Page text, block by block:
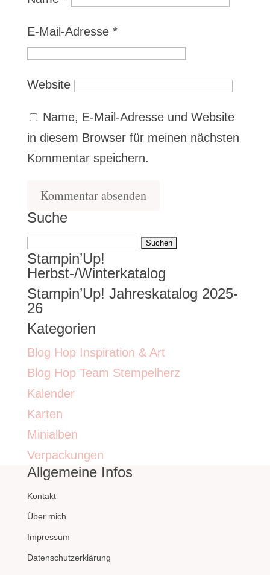
E-Mail-Adresse *
Website
Name, E-Mail-Adresse und Website
in diesem Browser für meinen nächsten
Kommentar speichern.
Suche
Suchen
nach:
Stampin’Up!
Herbst-/Winterkatalog
Stampin’Up! Jahreskatalog 2025-
26
Kategorien
Blog Hop Inspiration & Art
Blog Hop Team Stempelherz
Kalender
Karten
Minialben
Verpackungen
Allgemeine Infos
Kontakt
Über mich
Impressum
Datenschutzerklärung